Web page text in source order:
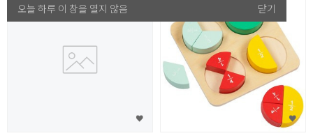
오늘 하루 이 창을 열지 않음 닫기
오늘 하루 이 창을 열지 않음 닫기